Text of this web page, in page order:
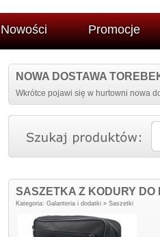
Nowości Promocje
NOWA DOSTAWA
Wkrótce pojawi się w hurtowni nowa
SASZETKA Z KODURY DO
Kategoria: Galanteria i dodatki » Saszetki